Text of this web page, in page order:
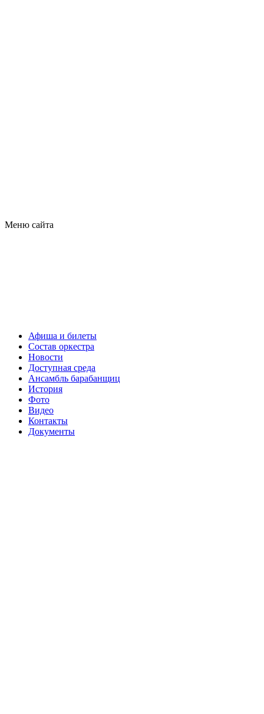
Меню сайта
Афиша и билеты
Состав оркестра
Новости
Доступная среда
Ансамбль барабанщиц
История
Фото
Видео
Контакты
Документы